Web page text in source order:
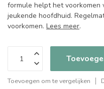
formule helpt het voorkomen
jeukende hoofdhuid.
voorkomen. Lees meer.
Toevoegen om te vergelijken